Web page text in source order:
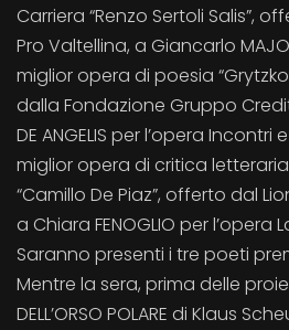
Carriera “Renzo Sertoli Salis”,
Pro Valtellina, a Giancarlo
miglior opera di poesia
dalla Fondazione Gruppo
DE ANGELIS per l’opera
miglior opera di critica
“Camillo De Piaz”, offerto dal
a Chiara FENOGLIO per l’opera
Saranno presenti i tre poeti
Mentre la sera, prima delle
DELL’ORSO POLARE di Klaus